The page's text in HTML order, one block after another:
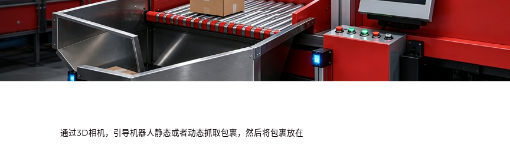
通过3D相机，引导机器人静态或者动态抓取包裹，然后将包裹放在